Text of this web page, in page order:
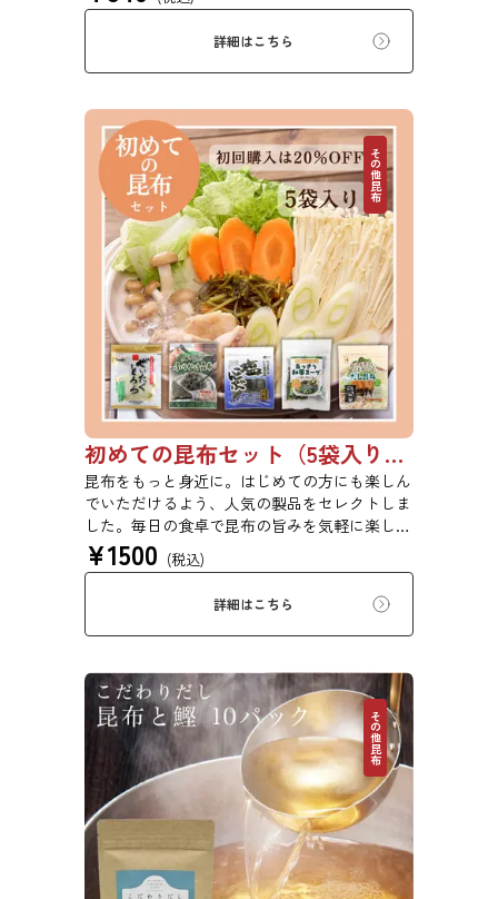
い物、うどんに入れて美味しく召し上がれま
す。お口の中でとろーり、つるっと広がる根昆
布入りとろろを是非ご賞味ください。
詳細はこちら
その他昆布
初めての昆布セット（5袋入り）【初回購入は20％OFF】
昆布をもっと身近に。はじめての方にも楽しん
でいただけるよう、人気の製品をセレクトしま
した。毎日の食卓で昆布の旨みを気軽に楽しめ
る、バラエティ豊かなセットです。ご自宅用は
もちろん、ちょっとしたご挨拶や贈り物にもど
うぞ。 ※本商品はギフト仕様の化粧箱ではな
く、簡易ダンボール梱包でのお届けとなりま
す。贈答用をご希望の方は、あらかじめご留意
ド：X4VJE7KBJ8CP】
¥1500 (税込)
詳細はこちら
その他昆布